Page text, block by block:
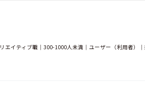
エイティブ職｜300-1000人未満｜ユーザー（利用者）